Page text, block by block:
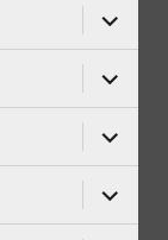
サ
ブ
メ
ニ
ュ
ー
を
展
開
サ
ブ
メ
ニ
ュ
ー
を
展
開
サ
ブ
メ
ニ
ュ
ー
サ
ブ
メ